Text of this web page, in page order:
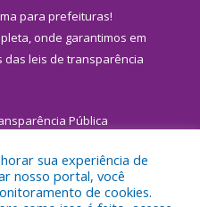
para prefeituras!
onde garantimos em
das leis de transparência
Pública
sua experiência de
nosso portal, você
de cookies.